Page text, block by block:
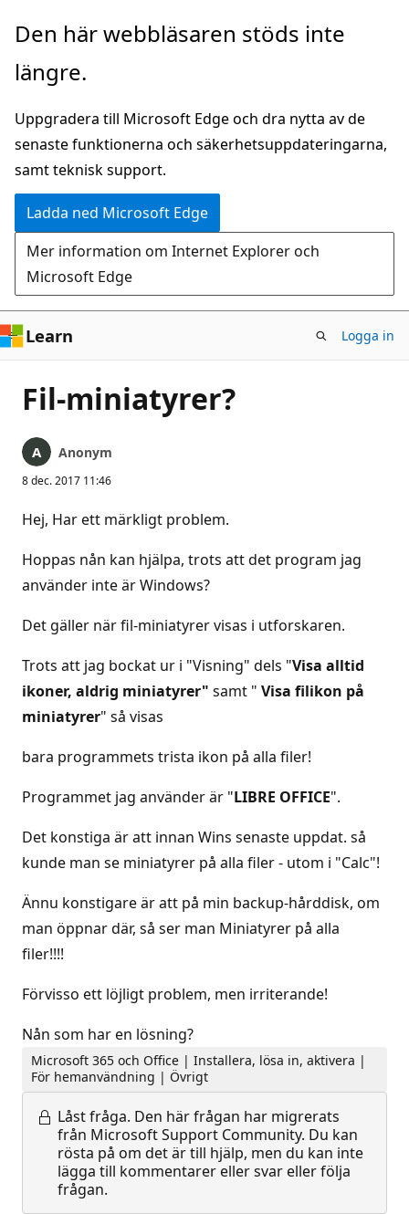
Hoppa
huvudinnehåll
Den här webbläsaren stöds inte
längre.
Uppgradera till Microsoft Edge och dra nytta av de
senaste funktionerna och säkerhetsuppdateringarna,
samt teknisk support.
Ladda ned Microsoft Edge
Mer information om Internet Explorer och
Microsoft Edge
Learn Logga in
Fil-miniatyrer?
Anonym
8 dec. 2017 11:46
Hej, Har ett märkligt problem.
Hoppas nån kan hjälpa, trots att det program jag
använder inte är Windows?
Det gäller när fil-miniatyrer visas i utforskaren.
Trots att jag bockat ur i "Visning" dels "Visa alltid
ikoner, aldrig miniatyrer" samt " Visa filikon på
miniatyrer" så visas
bara programmets trista ikon på alla filer!
Programmet jag använder är "LIBRE OFFICE".
Det konstiga är att innan Wins senaste uppdat. så
kunde man se miniatyrer på alla filer - utom i "Calc"!
Ännu konstigare är att på min backup-hårddisk, om
man öppnar där, så ser man Miniatyrer på alla
filer!!!!
Förvisso ett löjligt problem, men irriterande!
Nån som har en lösning?
Microsoft 365 och Office | Installera, lösa in, aktivera |
För hemanvändning | Övrigt
Låst fråga. Den här frågan har migrerats
från Microsoft Support Community. Du kan
rösta på om det är till hjälp, men du kan inte
lägga till kommentarer eller svar eller följa
frågan.